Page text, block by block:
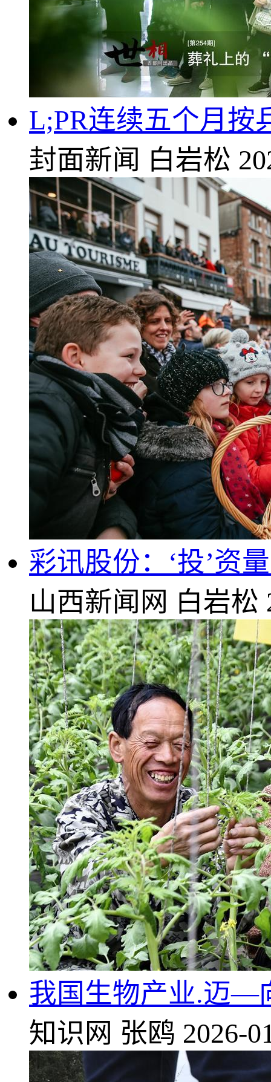
L;PR连续五个月按
封面新闻 白岩松
彩讯股份：‘投’资
山西新闻网 白岩松
我国生物产业.迈—
知识网 张鸥 2026-